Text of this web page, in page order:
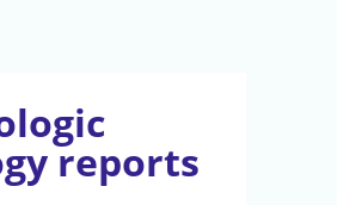
reports